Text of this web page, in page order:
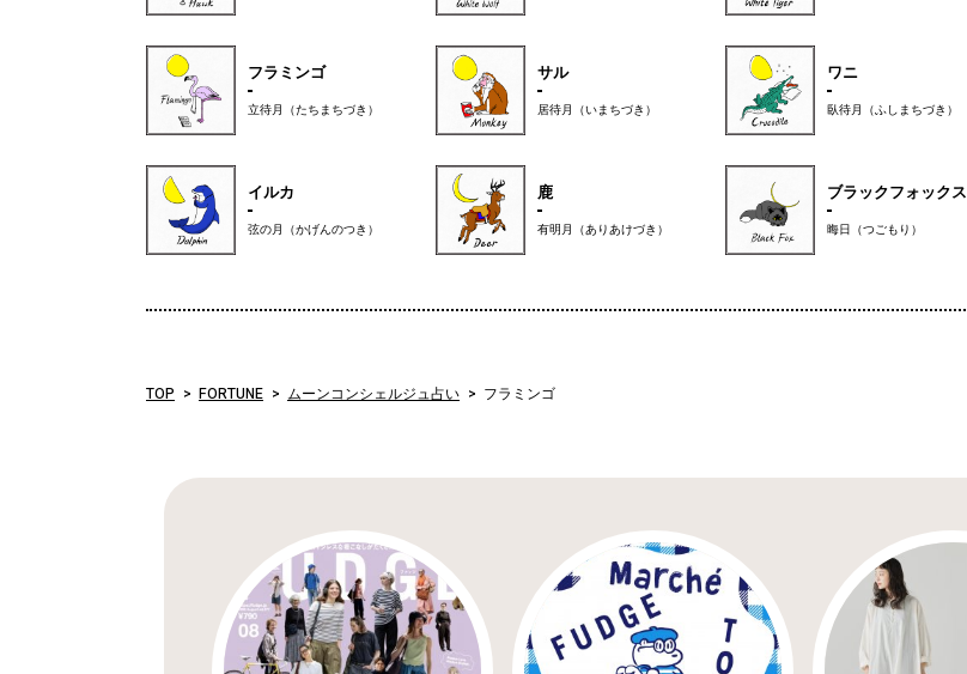
フラミンゴ
立待月（たちまちづき）
サル
居待月（いまちづき）
ワニ
臥待月（ふしまちづき）
イルカ
弦の月（かげんのつき）
鹿
有明月（ありあけづき）
ブラックフォックス
晦日（つごもり）
TOP FORTUNE ムーンコンシェルジュ占い フラミンゴ